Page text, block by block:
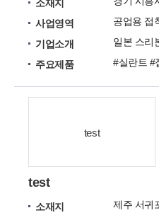
소재지
사업영역
공업용 접
기업소개
일본 스리
주요제품
test
test
소재지
제주 서귀